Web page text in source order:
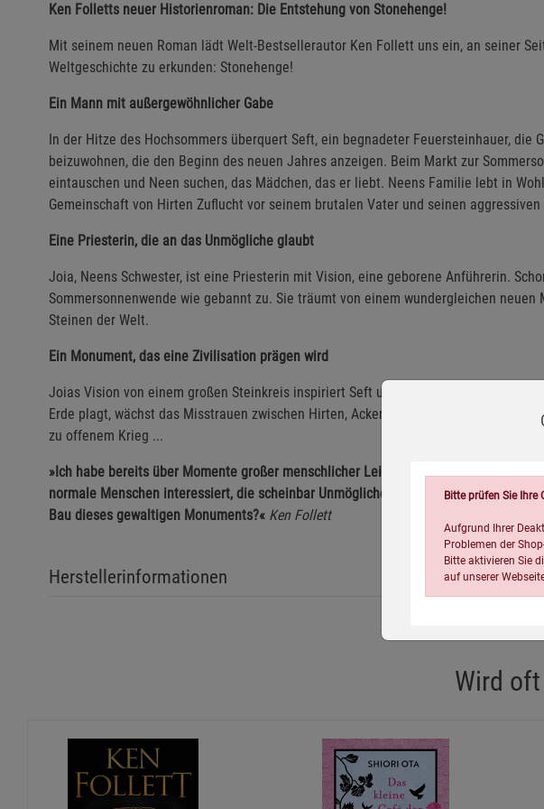
Ken Folletts neuer Historienroman: Die Entstehung von Stonehenge!
Mit seinem neuen Roman lädt Welt-Bestsellerautor Ken Follett uns ein, an seiner
Weltgeschichte zu erkunden: Stonehenge!
Ein Mann mit außergewöhnlicher Gabe
In der Hitze des Hochsommers überquert Seft, ein begnadeter Feuersteinhauer, die
beizuwohnen, die den Beginn des neuen Jahres anzeigen. Beim Markt zur
eintauschen und Neen suchen, das Mädchen, das er liebt. Neens Familie lebt in
Gemeinschaft von Hirten Zuflucht vor seinem brutalen Vater und seinen aggressiven
Eine Priesterin, die an das Unmögliche glaubt
Joia, Neens Schwester, ist eine Priesterin mit Vision, eine geborene Anführerin.
Sommersonnenwende wie gebannt zu. Sie träumt von einem wundergleichen
Steinen der Welt.
Ein Monument, das eine Zivilisation prägen wird
Joias Vision von einem großen Steinkreis inspiriert Seft und wird zu ihrem
Erde plagt, wächst das Misstrauen zwischen Hirten, Ackerbauern und
zu offenem Krieg ...
»Ich habe bereits über Momente großer menschlicher Leistungen geschrieben und
normale Menschen interessiert, die scheinbar Unmögliches vollbringen. Und was
Bau dieses gewaltigen Monuments?« Ken Follett
Herstellerinformationen
Wird
Bitte prüfen Sie Ihre
Aufgrund Ihrer
Problemen der
Bitte aktivieren Sie
auf unserer
Notwendige